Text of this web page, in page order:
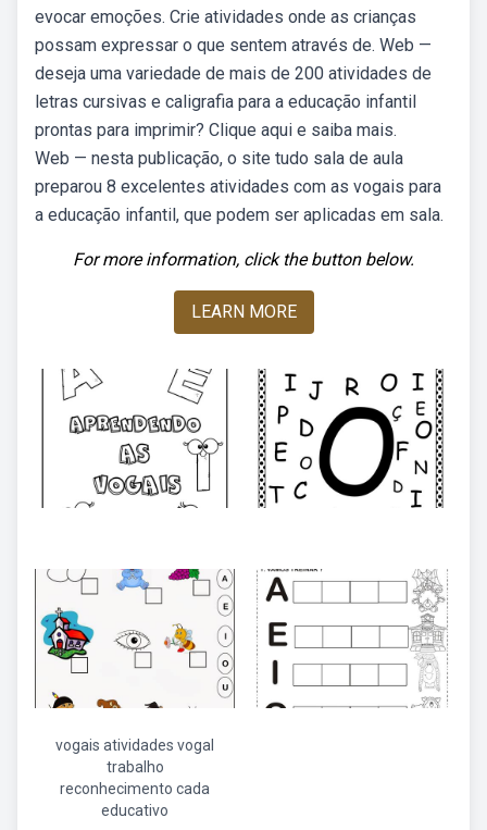
evocar emoções. Crie atividades onde as crianças
possam expressar o que sentem através de. Web —
deseja uma variedade de mais de 200 atividades de
letras cursivas e caligrafia para a educação infantil
prontas para imprimir? Clique aqui e saiba mais.
Web — nesta publicação, o site tudo sala de aula
preparou 8 excelentes atividades com as vogais para
a educação infantil, que podem ser aplicadas em sala.
For more information, click the button below.
LEARN MORE
vogais atividades vogal
trabalho
reconhecimento cada
educativo